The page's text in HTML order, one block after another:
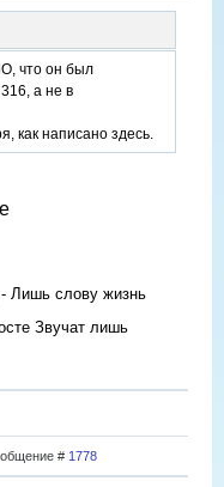
что он был
а не в
как написано здесь.
Лишь слову жизнь
Звучат лишь
# 1778